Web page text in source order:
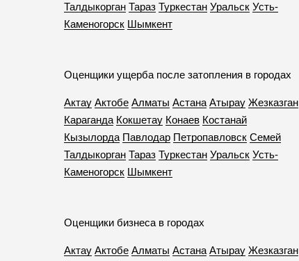
Талдыкорган Тараз Туркестан Уральск Усть-
Каменогорск Шымкент
Оценщики ущерба после затопления в городах
Актау Актобе Алматы Астана Атырау Жезказган
Караганда Кокшетау Конаев Костанай
Кызылорда Павлодар Петропавловск Семей
Талдыкорган Тараз Туркестан Уральск Усть-
Каменогорск Шымкент
Оценщики бизнеса в городах
Актау Актобе Алматы Астана Атырау Жезказган